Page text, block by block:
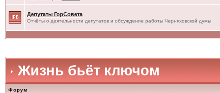
Депутаты ГорСовета
Отчёты о деятельности депутатов и обсуждение работы Черняховской думы
Жизнь бьёт ключом
Форум